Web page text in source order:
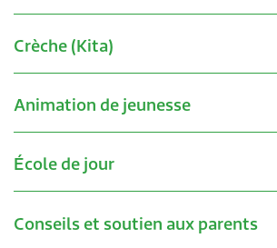
Crèche (Kita)
Animation de jeunesse
École de jour
Conseils et soutien aux parents